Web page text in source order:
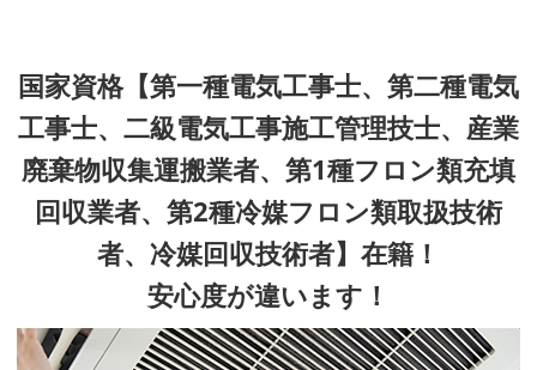
国家資格【第一種電気工事士、第二種電気
工事士、二級電気工事施工管理技士、産業
廃棄物収集運搬業者、第1種フロン類充填
回収業者、第2種冷媒フロン類取扱技術
者、冷媒回収技術者】在籍！
安心度が違います！